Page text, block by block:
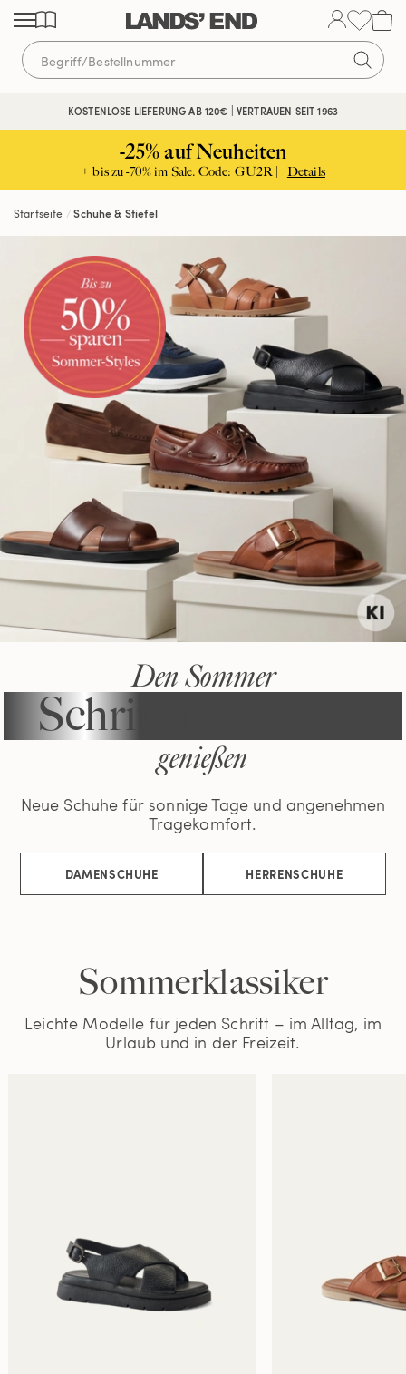
Direkt
zum
Inhalt
Direkt
zur
Navigation
Direkt
zur
Suche
KOSTENLOSE LIEFERUNG AB 120€ | VERTRAUEN SEIT 1963
-25% auf Neuheiten
+ bis zu -70% im Sale. Code: GU2R | Details
Startseite Schuhe & Stiefel
Den Sommer
Schritt für Schritt
genießen
Neue Schuhe für sonnige Tage und angenehmen
Tragekomfort.
DAMENSCHUHE HERRENSCHUHE
Sommerklassiker
Leichte Modelle für jeden Schritt – im Alltag, im
Urlaub und in der Freizeit.